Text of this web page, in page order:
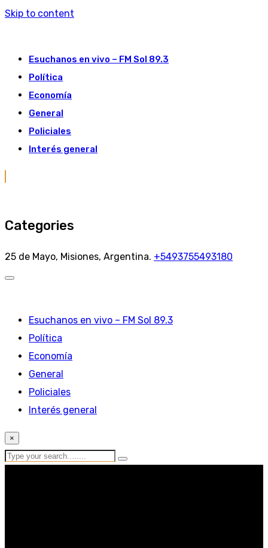
Skip to content
Esuchanos en vivo – FM Sol 89.3
Política
Economía
General
Policiales
Interés general
Categories
25 de Mayo, Misiones, Argentina. +5493755493180
Esuchanos en vivo – FM Sol 89.3
Política
Economía
General
Policiales
Interés general
×